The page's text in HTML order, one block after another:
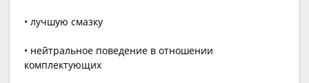
• лучшую смазку
• нейтральное поведение в отношении
комплектующих